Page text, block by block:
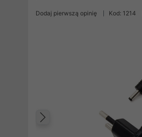
Dodaj pierwszą opinię Kod: 1214
Poprzedni